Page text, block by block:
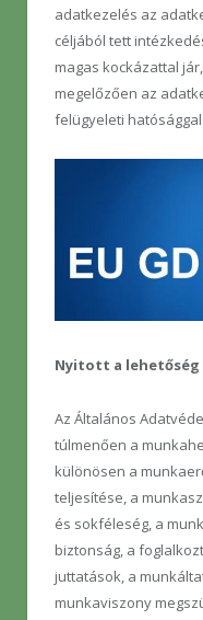
adatkezelés az
céljából tett
magas kockázattal
megelőzően az
felügyeleti hatósággal.
Nyitott a
Az Általános
túlmenően a
különösen a
teljesítése, a
és sokféleség, a
biztonság, a
juttatások, a
munkaviszony